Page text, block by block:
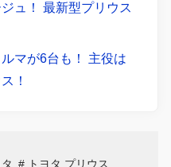
ュ！ 最新型プリウス
マが6台も！ 主役は
！
トヨタ プリウス